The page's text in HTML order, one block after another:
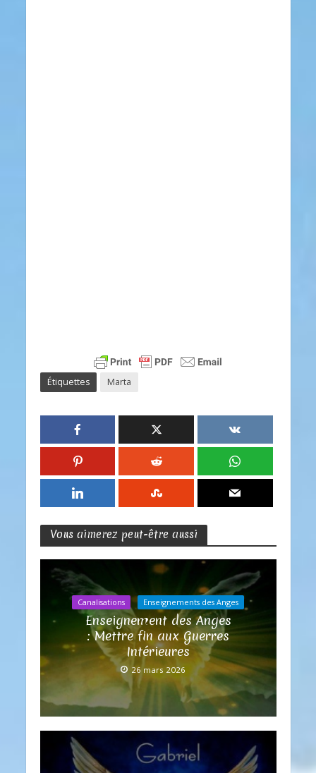
Étiquettes Marta
Vous aimerez peut-être aussi
Canalisations Enseignements des Anges
Enseignement des Anges
: Mettre fin aux Guerres
Intérieures
26 mars 2026